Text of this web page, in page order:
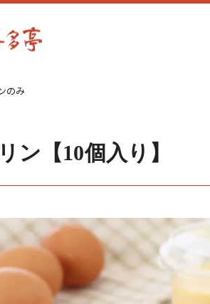
のみ
ン【10個入り】